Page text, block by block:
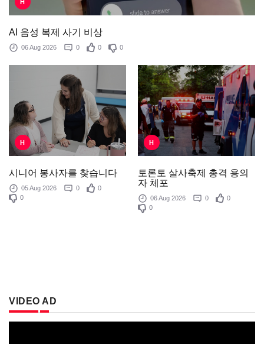
H
AI 음성 복제 사기 비상
06 Aug 2026 0 0 0
H
시니어 봉사자를 찾습니다
05 Aug 2026 0
0
0
H
토론토 살사축제 총격 용의
자 체포
06 Aug 2026 0
0
0
VIDEO AD